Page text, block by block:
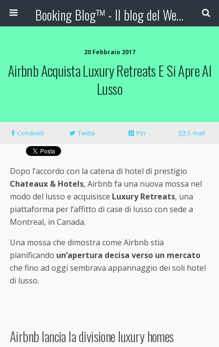
Booking Blog™ - Il blog del Web Marketing Turistico
20 Febbraio 2017
Airbnb Acquista Luxury Retreats E Si Apre Al
Lusso
Condividi Twitta Pin E-mail
Dopo l’accordo con la catena di hotel di prestigio
Chateaux & Hotels, Airbnb fa una nuova mossa nel
modo del lusso e acquisisce Luxury Retreats, una
piattaforma per l’affitto di case di lusso con sede a
Montreal, in Canada.
Una mossa che dimostra come Airbnb stia
pianificando un’apertura decisa verso un mercato
che fino ad oggi sembrava appannaggio dei soli hotel
di lusso.
Airbnb lancia la divisione luxury homes